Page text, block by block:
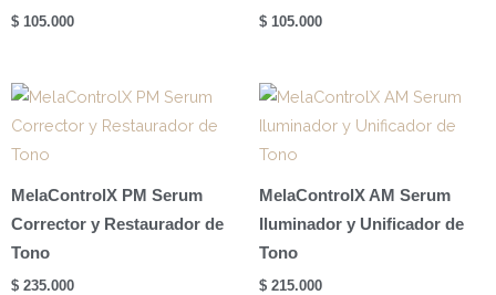
$ 105.000 $ 105.000
MelaControlX PM Serum
Corrector y Restaurador de
Tono
$ 235.000
MelaControlX AM Serum
Iluminador y Unificador de
Tono
$ 215.000